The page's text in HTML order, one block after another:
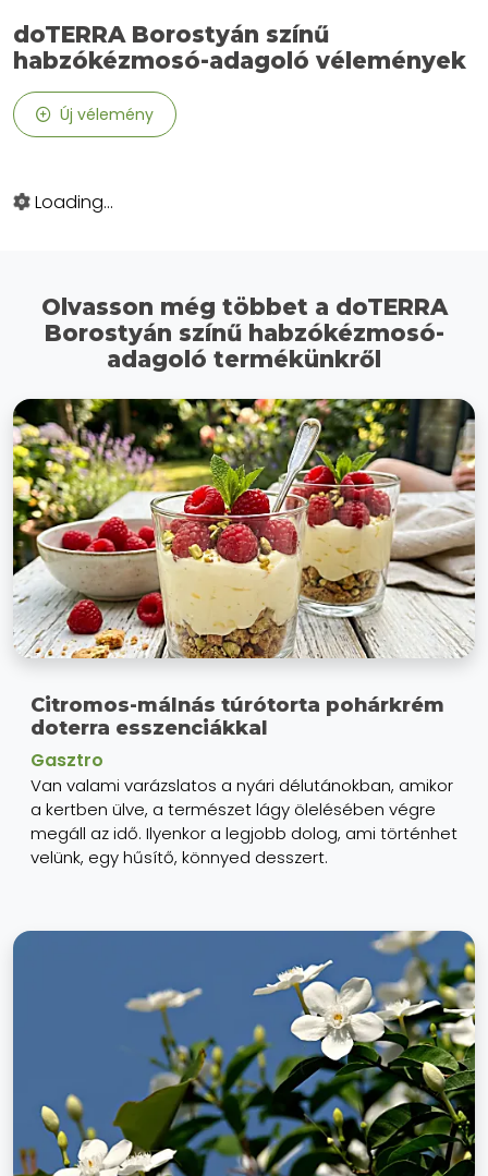
doTERRA Borostyán színű
habzókézmosó-adagoló vélemények
Új vélemény
Loading...
Olvasson még többet a doTERRA
Borostyán színű habzókézmosó-
adagoló termékünkről
Citromos-málnás túrótorta pohárkrém
doterra esszenciákkal
Gasztro
Van valami varázslatos a nyári délutánokban, amikor
a kertben ülve, a természet lágy ölelésében végre
megáll az idő. Ilyenkor a legjobb dolog, ami történhet
velünk, egy hűsítő, könnyed desszert.